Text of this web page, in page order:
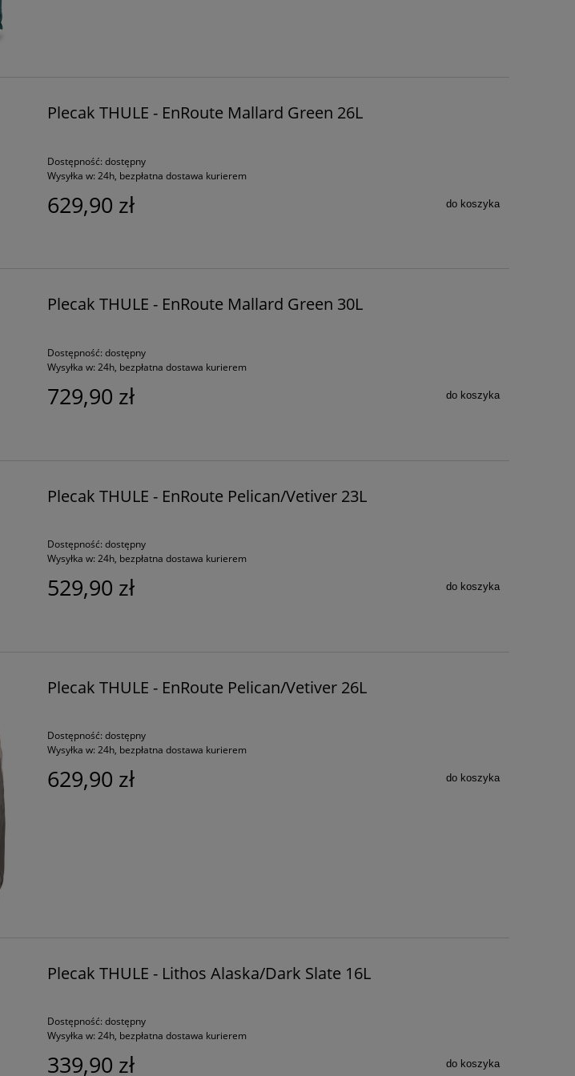
Plecak THULE - EnRoute Mallard Green 26L
Dostępność: dostępny
Wysyłka w: 24h, bezpłatna dostawa kurierem
629,90 zł do koszyka
Plecak THULE - EnRoute Mallard Green 30L
Dostępność: dostępny
Wysyłka w: 24h, bezpłatna dostawa kurierem
729,90 zł do koszyka
Plecak THULE - EnRoute Pelican/Vetiver 23L
Dostępność: dostępny
Wysyłka w: 24h, bezpłatna dostawa kurierem
529,90 zł do koszyka
Plecak THULE - EnRoute Pelican/Vetiver 26L
Dostępność: dostępny
Wysyłka w: 24h, bezpłatna dostawa kurierem
629,90 zł do koszyka
Plecak THULE - Lithos Alaska/Dark Slate 16L
Dostępność: dostępny
Wysyłka w: 24h, bezpłatna dostawa kurierem
339,90 zł do koszyka